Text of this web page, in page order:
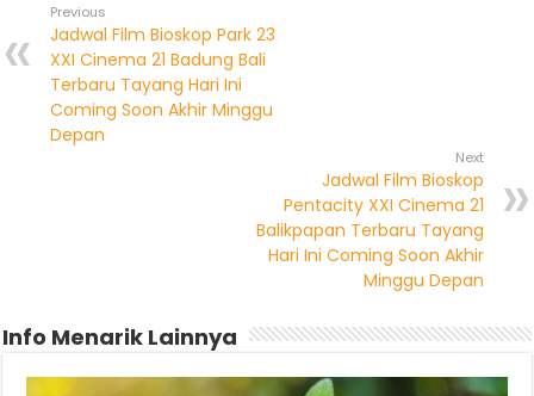
Previous
Jadwal Film Bioskop Park 23
XXI Cinema 21 Badung Bali
Terbaru Tayang Hari Ini
Coming Soon Akhir Minggu
Depan
Next
Jadwal Film Bioskop
Pentacity XXI Cinema 21
Balikpapan Terbaru Tayang
Hari Ini Coming Soon Akhir
Minggu Depan
Info Menarik Lainnya